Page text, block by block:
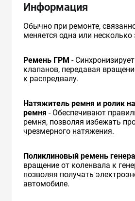
Информация
Обычно при ремонте,
меняется одна или несколько
Ремень ГРМ -
клапанов, передавая
к распредвалу.
Натяжитель ремня и ролик
ремня - Обеспечивают
ремня, позволяя избежать
чрезмерного натяжения.
Поликлиновый ремень
вращение от коленвала к
позволяя получать
автомобиле.